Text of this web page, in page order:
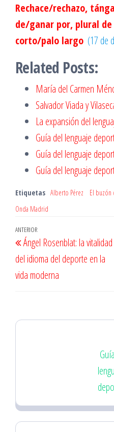
Rechace/rechazo,
de/ganar por, plural
corto/palo largo (17 de
Related Posts:
María del Carmen
Salvador Viada y
La expansión del
Guía del lenguaje
Guía del lenguaje
Guía del lenguaje
Etiquetas Alberto Pérez El buzón
Onda Madrid
Navegación
de
entradas
Entrada
anterior
ANTERIOR
Ángel Rosenblat: la vitalidad
del idioma del deporte en la
vida moderna